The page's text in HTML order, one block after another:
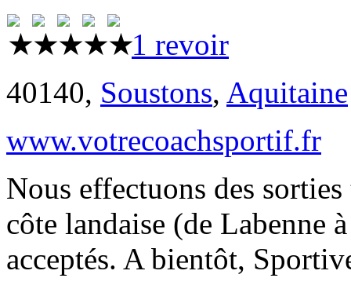
1 revoir
40140, Soustons, Aquitaine
www.votrecoachsportif.fr
Nous effectuons des
côte landaise (de Labenne
acceptés. A bientôt,